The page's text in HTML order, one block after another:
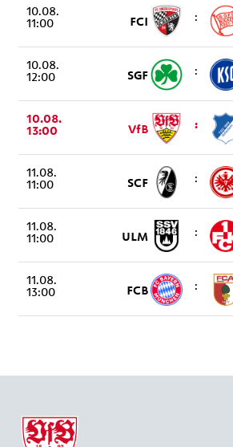
10.08.
11:00 FCI :
10.08.
12:00 SGF :
10.08.
13:00 VfB :
11.08.
11:00 SCF :
11.08.
11:00 ULM :
11.08.
13:00 FCB :